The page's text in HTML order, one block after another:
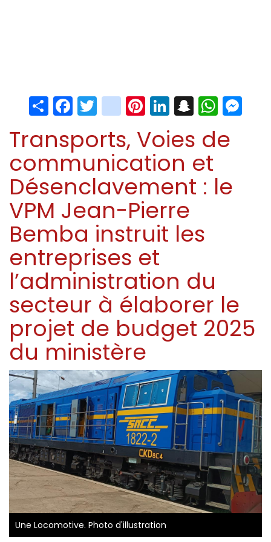
ShareFacebook
Twitter
instagram
Pinterest
LinkedIn
Snapchat
Transports, Voies de
communication et
Désenclavement : le
VPM Jean-Pierre
Bemba instruit les
entreprises et
l’administration du
secteur à élaborer le
projet de budget 2025
du ministère
Une Locomotive. Photo d'illustration